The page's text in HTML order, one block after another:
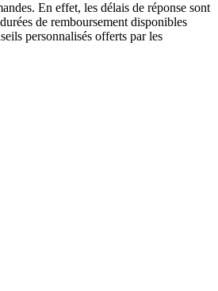
En effet, les délais de réponse sont
de remboursement disponibles
personnalisés offerts par les